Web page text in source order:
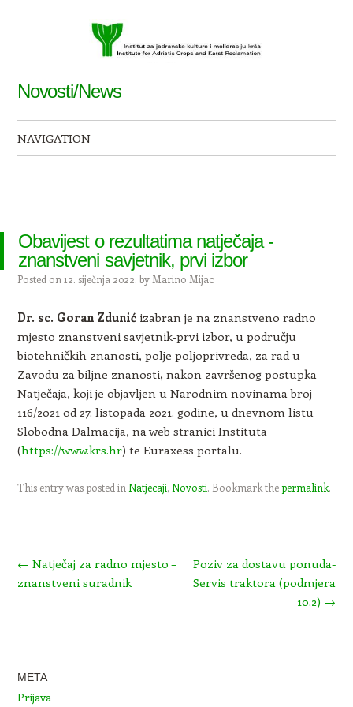
Novosti/News
NAVIGATION
Obavijest o rezultatima natječaja -
znanstveni savjetnik, prvi izbor
Posted on 12. siječnja 2022. by Marino Mijac
Dr. sc. Goran Zdunić izabran je na znanstveno radno
mjesto znanstveni savjetnik-prvi izbor, u području
biotehničkih znanosti, polje poljoprivreda, za rad u
Zavodu za biljne znanosti, nakon završenog postupka
Natječaja, koji je objavljen u Narodnim novinama broj
116/2021 od 27. listopada 2021. godine, u dnevnom listu
Slobodna Dalmacija, na web stranici Instituta
(https://www.krs.hr) te Euraxess portalu.
This entry was posted in Natjecaji, Novosti. Bookmark thepermalink.
← Natječaj za radno mjesto –
znanstveni suradnik
Poziv za dostavu ponuda-
Servis traktora (podmjera
10.2) →
META
Prijava